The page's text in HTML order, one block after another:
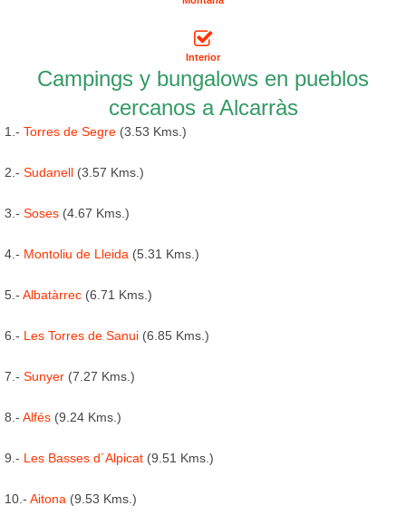
Interior
Campings y bungalows en pueblos
cercanos a Alcarràs
1.- Torres de Segre (3.53 Kms.)
2.- Sudanell (3.57 Kms.)
3.- Soses (4.67 Kms.)
4.- Montoliu de Lleida (5.31 Kms.)
5.- Albatàrrec (6.71 Kms.)
6.- Les Torres de Sanui (6.85 Kms.)
7.- Sunyer (7.27 Kms.)
8.- Alfés (9.24 Kms.)
9.- Les Basses d´Alpicat (9.51 Kms.)
10.- Aitona (9.53 Kms.)